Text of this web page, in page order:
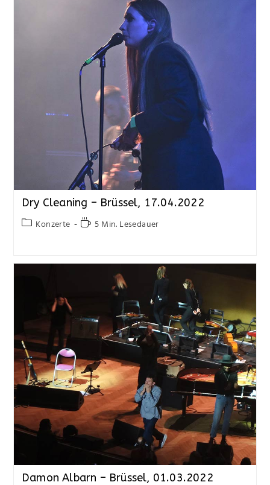
Dry Cleaning – Brüssel, 17.04.2022
Konzerte 5 Min. Lesedauer
Damon Albarn – Brüssel, 01.03.2022